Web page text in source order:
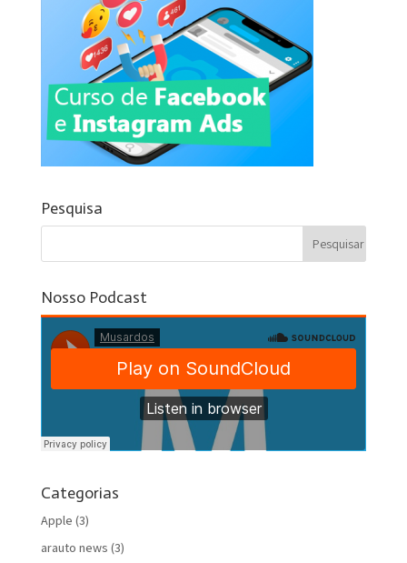
Pesquisa
Nosso Podcast
Categorias
Apple (3)
arauto news (3)